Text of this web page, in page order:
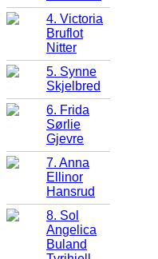
4. Victoria
Bruflot
Nitter
5. Synne
Skjelbred
6. Frida
Sørlie
Gjevre
7. Anna
Ellinor
Hansrud
8. Sol
Angelica
Buland